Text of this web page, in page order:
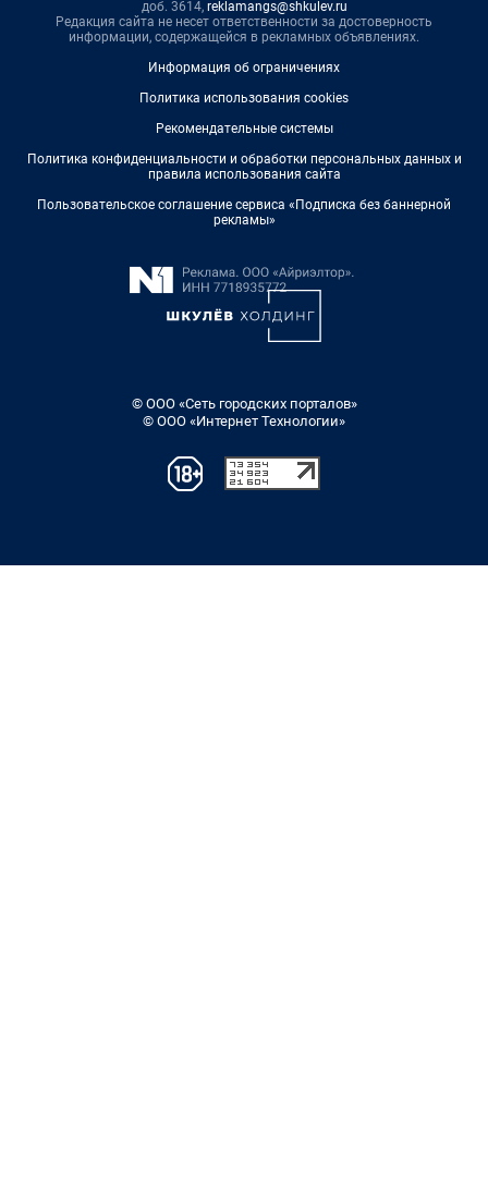
доб. 3614, reklamangs@shkulev.ru
Редакция сайта не несет ответственности за достоверность
информации, содержащейся в рекламных объявлениях.
Информация об ограничениях
Политика использования cookies
Рекомендательные системы
Политика конфиденциальности и обработки персональных данных и
правила использования сайта
Пользовательское соглашение сервиса «Подписка без баннерной
рекламы»
© ООО «Сеть городских порталов»
© ООО «Интернет Технологии»